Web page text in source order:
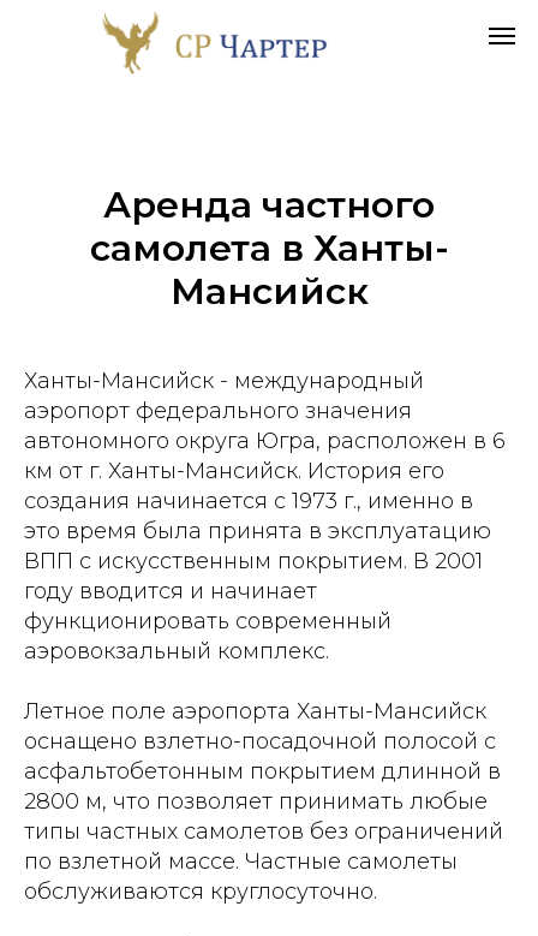
Аренда частного
самолета в Ханты-
Мансийск
Ханты-Мансийск - международный
аэропорт федерального значения
автономного округа Югра, расположен в 6
км от г. Ханты-Мансийск. История его
создания начинается с 1973 г., именно в
это время была принята в эксплуатацию
ВПП с искусственным покрытием. В 2001
году вводится и начинает
функционировать современный
аэровокзальный комплекс.
Летное поле аэропорта Ханты-Мансийск
оснащено взлетно-посадочной полосой с
асфальтобетонным покрытием длинной в
2800 м, что позволяет принимать любые
типы частных самолетов без ограничений
по взлетной массе. Частные самолеты
обслуживаются круглосуточно.